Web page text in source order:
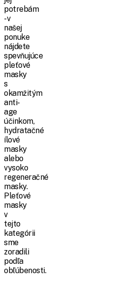
potrebám
- v
našej
ponuke
nájdete
spevňujúce
pleťové
masky
s
okamžitým
anti-
age
účinkom,
hydratačné
ílové
masky
alebo
vysoko
regeneračné
masky.
Pleťové
masky
v
tejto
kategórii
sme
zoradili
podľa
obľúbenosti.